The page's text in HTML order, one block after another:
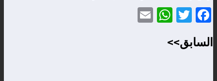
Facebook
Twitter
WhatsApp
السابق>>